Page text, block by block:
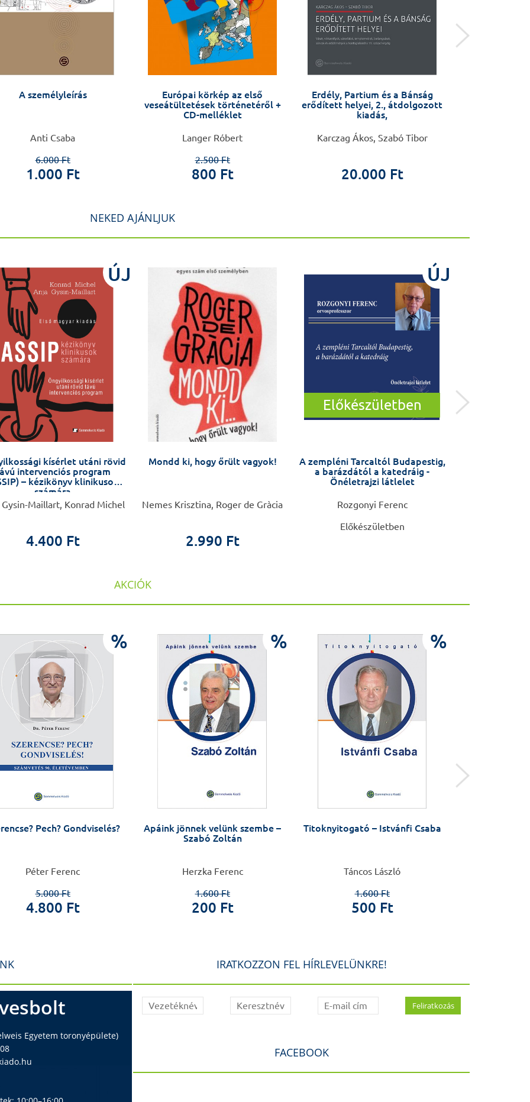
A személyleírás
Anti Csaba
6.000 Ft
1.000 Ft
Európai körkép az első
veseátültetések történetéről +
CD-melléklet
Langer Róbert
2.500 Ft
800 Ft
Erdély, Partium és a Bánság
erődített helyei, 2., átdolgozott
kiadás,
Karczag Ákos, Szabó Tibor
20.000 Ft
NEKED AJÁNLJUK
ÚJ
kísérlet utáni rövid
intervenciós program
– kézikönyv klinikusok
számára
Maillart, Konrad Michel
4.400 Ft
Mondd ki, hogy őrült vagyok!
Nemes Krisztina, Roger de Gràcia
2.990 Ft
ÚJ
Előkészületben
A zempléni Tarcaltól Budapestig,
a barázdától a katedráig -
Önéletrajzi látlelet
Rozgonyi Ferenc
Előkészületben
AKCIÓK
%
Pech? Gondviselés?
Péter Ferenc
5.000 Ft
4.800 Ft
%
Apáink jönnek velünk szembe –
Szabó Zoltán
Herzka Ferenc
1.600 Ft
200 Ft
%
Titoknyitogató – Istvánfi Csaba
Táncos László
1.600 Ft
500 Ft
Egyetem toronyépülete)
IRATKOZZON FEL HÍRLEVELÜNKRE!
FACEBOOK